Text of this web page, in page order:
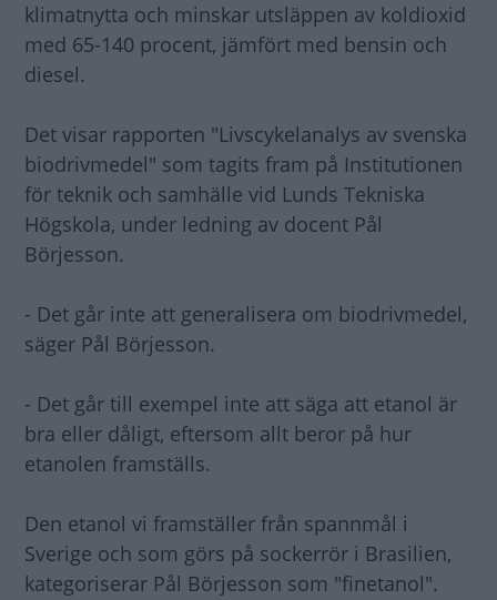
klimatnytta och minskar utsläppen av koldioxid
med 65-140 procent, jämfört med bensin och
diesel.
Det visar rapporten "Livscykelanalys av svenska
biodrivmedel" som tagits fram på Institutionen
för teknik och samhälle vid Lunds Tekniska
Högskola, under ledning av docent Pål
Börjesson.
- Det går inte att generalisera om biodrivmedel,
säger Pål Börjesson.
- Det går till exempel inte att säga att etanol är
bra eller dåligt, eftersom allt beror på hur
etanolen framställs.
Den etanol vi framställer från spannmål i
Sverige och som görs på sockerrör i Brasilien,
kategoriserar Pål Börjesson som "finetanol".